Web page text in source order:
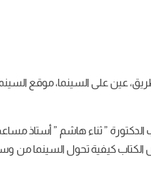
عين على السينما، موقع
للنشر والتوزيع عام 2021، وشاركت في كتابة مقدمة الكتاب الدكتورة ”
كيفية تحول السينما من